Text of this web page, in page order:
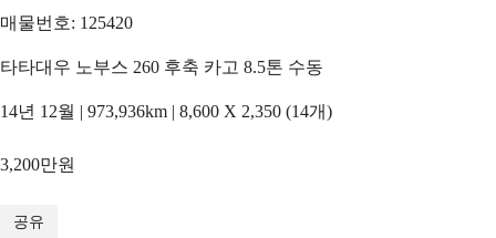
매물번호: 125420
타타대우 노부스 260 후축 카고 8.5톤 수동
14년 12월 | 973,936km | 8,600 X 2,350 (14개)
3,200만원
공유
/9